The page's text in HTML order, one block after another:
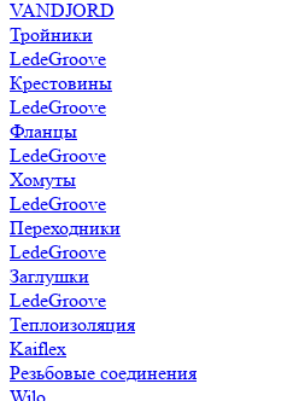
VANDJORD
Тройники
LedeGroove
Крестовины
LedeGroove
Фланцы
LedeGroove
Хомуты
LedeGroove
Переходники
LedeGroove
Заглушки
LedeGroove
Теплоизоляция
Kaiflex
Резьбовые соединения